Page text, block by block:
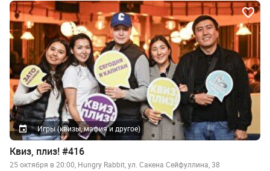
Игры (квизы, мафия и другое)
Квиз, плиз! #416
25 октября в 20:00, Hungry Rabbit, ул. Сакена Сейфуллина, 38